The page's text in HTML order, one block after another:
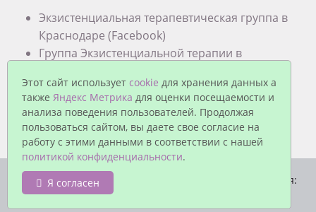
Экзистенциальная терапевтическая группа в
Краснодаре (Facebook)
Группа Экзистенциальной терапии в
© Павел Еремеев, 2026. Работает на
| Время:
0.0279 | SQL: 8 | Память: 0.93MB
Этот сайт использует cookie для хранения данных а
также Яндекс Метрика для оценки посещаемости и
анализа поведения пользователей. Продолжая
пользоваться сайтом, вы даете свое согласие на
работу с этими данными в соответствии с нашей
политикой конфиденциальности.
Я согласен